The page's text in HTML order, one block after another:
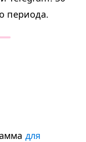
периода.
для